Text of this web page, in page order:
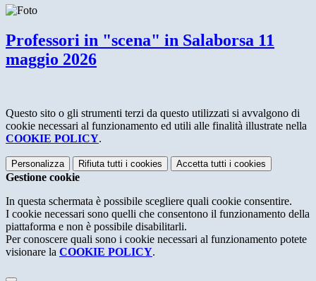
Professori in "scena" in Salaborsa 11
maggio 2026
Questo sito o gli strumenti terzi da questo utilizzati si avvalgono di
cookie necessari al funzionamento ed utili alle finalità illustrate nella
COOKIE POLICY.
Personalizza Rifiuta tutti i cookies Accetta tutti i cookies
Gestione cookie
In questa schermata è possibile scegliere quali cookie consentire.
I cookie necessari sono quelli che consentono il funzionamento della
piattaforma e non è possibile disabilitarli.
Per conoscere quali sono i cookie necessari al funzionamento potete
visionare la COOKIE POLICY.